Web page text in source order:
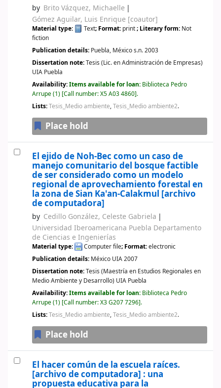
by Brito Vázquez, Michaelle
Gómez Aguilar, Luis Enrique [coautor]
Material type: Text; Format: print; Literary form: Not
fiction
Publication details: Puebla, Méxicos.n.2003
Dissertation note:Tesis (Lic. en Administración de Empresas)
UIA Puebla
Availability:Items available for loan: Biblioteca Pedro
Arrupe(1) Call number:X5 A03 4860 .
Lists:Tesis_Medio ambiente,Tesis_Medio ambiente2.
Place hold
El ejido de Noh-Bec como un caso de
manejo comunitario del bosque factible
de ser considerado como un modelo
regional de aprovechamiento forestal en
la zona de Sian Ka'an-Calakmul [archivo
de computadora]
by Cedillo González, Celeste Gabriela
Universidad Iberoamericana Puebla Departamento
de Ciencias e Ingenierías
Material type: Computer file; Format:electronic
Publication details: México UIA2007
Dissertation note:Tesis (Maestría en Estudios Regionales en
Medio Ambiente y Desarrollo) UIA Puebla
Availability:Items available for loan: Biblioteca Pedro
Arrupe(1) Call number:X3 G207 7296 .
Lists:Tesis_Medio ambiente,Tesis_Medio ambiente2.
Place hold
El hacer común de la escuela raíces.
[archivo de computadora] : una
propuesta educativa para la